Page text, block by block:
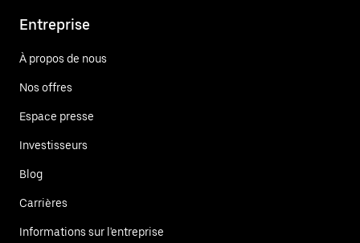
Entreprise
À propos de nous
Nos offres
Espace presse
Investisseurs
Blog
Carrières
Informations sur l'entreprise